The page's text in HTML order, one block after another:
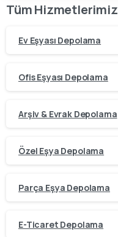
Tüm Hizmetlerimiz
Ev Eşyası Depolama
Ofis Eşyası Depolama
Arşiv & Evrak Depolama
Özel Eşya Depolama
Parça Eşya Depolama
E-Ticaret Depolama